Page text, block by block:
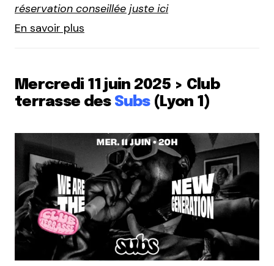
réservation conseillée juste ici
En savoir plus
Mercredi 11 juin 2025 > Club
terrasse des Subs(Lyon 1)